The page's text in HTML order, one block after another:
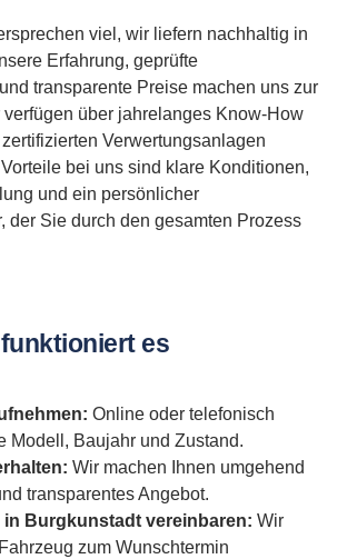
viel, wir liefern nachhaltig in
Erfahrung, geprüfte
transparente Preise machen uns zur
verfügen über jahrelanges Know-How
Verwertungsanlagen
bei uns sind klare Konditionen,
und ein persönlicher
der Sie durch den gesamten Prozess
es
Online oder telefonisch
Modell, Baujahr und Zustand.
Wir machen Ihnen umgehend
transparentes Angebot.
Burgkunstadt vereinbaren: Wir
zum Wunschtermin